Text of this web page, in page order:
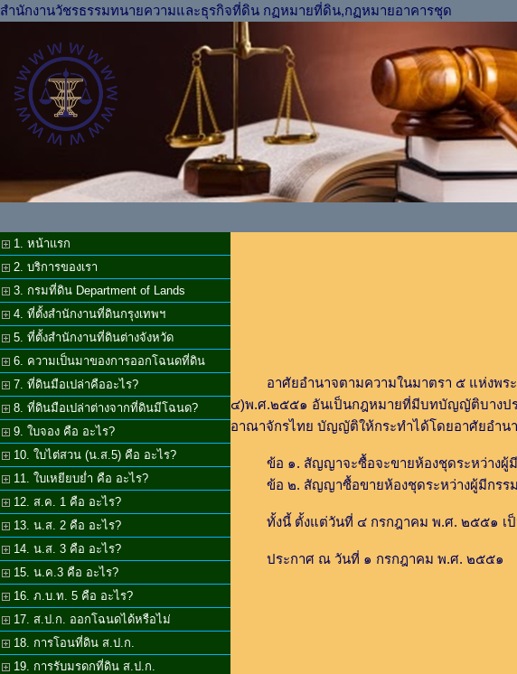
สำนักงานวัชรธรรมทนายความและธุรกิจที่ดิน กฏหมายที่ดิน,กฏหมายอาคารชุด
1. หน้าแรก
2. บริการของเรา
3. กรมที่ดิน Department of Lands
4. ที่ตั้งสำนักงานที่ดินกรุงเทพฯ
5. ที่ตั้งสำนักงานที่ดินต่างจังหวัด
6. ความเป็นมาของการออกโฉนดที่ดิน
7. ที่ดินมือเปล่าคืออะไร?
8. ที่ดินมือเปล่าต่างจากที่ดินมีโฉนด?
9. ใบจอง คือ อะไร?
10. ใบไต่สวน (น.ส.5) คือ อะไร?
11. ใบเหยียบย่ำ คือ อะไร?
12. ส.ค. 1 คือ อะไร?
13. น.ส. 2 คือ อะไร?
14. น.ส. 3 คือ อะไร?
15. น.ค.3 คือ อะไร?
16. ภ.บ.ท. 5 คือ อะไร?
17. ส.ป.ก. ออกโฉนดได้หรือไม่
18. การโอนที่ดิน ส.ป.ก.
19. การรับมรดกที่ดิน ส.ป.ก.
อาศัยอำนาจตามความในมาตรา ๕ แห่งพระ
๔)พ.ศ.๒๕๕๑ อันเป็นกฎหมายที่มีบทบัญญัติบางปร
อาณาจักรไทย บัญญัติให้กระทำได้โดยอาศัยอำ
ข้อ ๑. สัญญาจะซื้อจะขายห้องชุดระหว่างผู้มีก
ข้อ ๒. สัญญาซื้อขายห้องชุดระหว่างผู้มีกรรมสิ
ทั้งนี้ ตั้งแต่วันที่ ๔ กรกฎาคม พ.ศ. ๒๕๕๑ เป็
ประกาศ ณ วันที่ ๑ กรกฎาคม พ.ศ. ๒๕๕๑